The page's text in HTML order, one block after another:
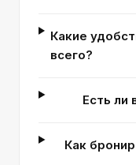
Какие
всего?
Есть ли
Как